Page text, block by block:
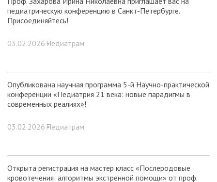
педиатрическую конференцию в Санкт-Петербурге.
Присоединяйтесь!
03.02.2026 •Педиатрам
Опубликована научная программа 5-й Научно-практической
конференции «Педиатрия 21 века: новые парадигмы в
современных реалиях»!
03.02.2026 •Педиатрам
Открыта регистрация на мастер класс «Послеродовые
кровотечения: алгоритмы экстренной помощи» от проф.